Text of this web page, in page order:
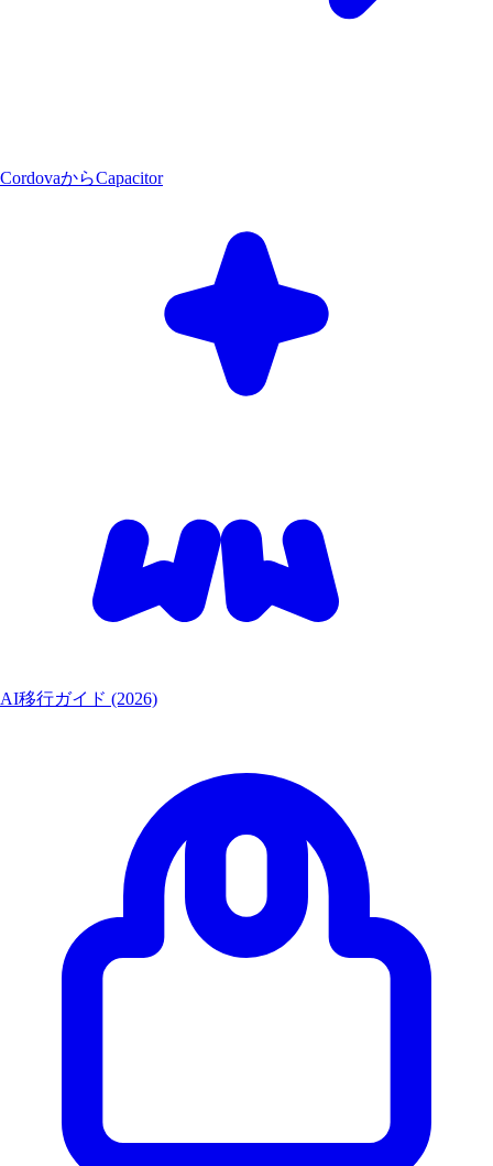
CordovaからCapacitor
AI移行ガイド (2026)